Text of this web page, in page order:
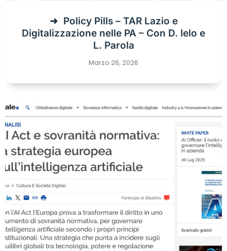
Policy Pills – TAR Lazio e
Digitalizzazione nelle PA – Con D. Ielo e
L. Parola
Marzo 26, 2026